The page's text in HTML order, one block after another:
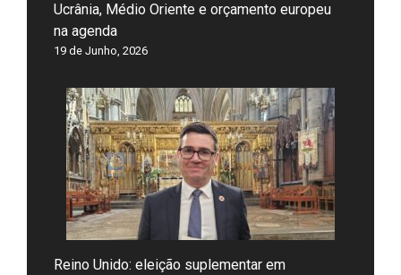
Ucrânia, Médio Oriente e orçamento europeu
na agenda
19 de Junho, 2026
Reino Unido: eleição suplementar em